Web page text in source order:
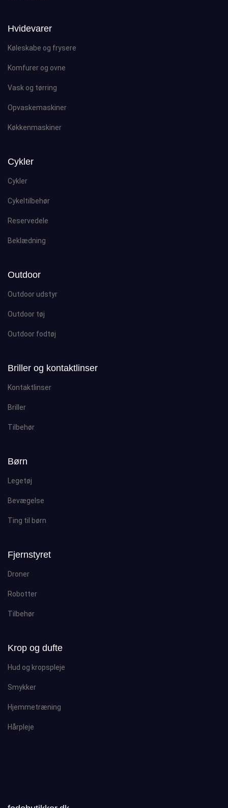
Hvidevarer
Køleskabe og frysere
Komfurer og ovne
Vask og tørring
Opvaskemaskiner
Køkkenmaskiner
Cykler
Cykler
Cykeltilbehør
Reservedele
Beklædning
Outdoor
Outdoor udstyr
Outdoor tøj
Outdoor fodtøj
Briller og kontaktlinser
Kontaktlinser
Briller
Tilbehør
Børn
Legetøj
Bevægelse
Ting til børn
Fjernstyret
Droner
Robotter
Tilbehør
Krop og dufte
Hud og kropspleje
Smykker
Hjemmetræning
Hårpleje